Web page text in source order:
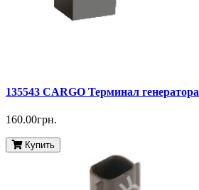
135543 CARGO Терминал генератора
160.00грн.
Купить